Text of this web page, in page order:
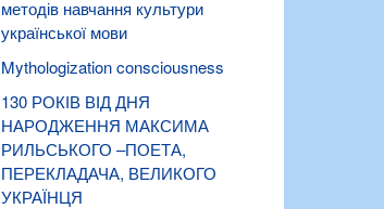
методів навчання культури
української мови
Mythologization consciousness
130 РОКІВ ВІД ДНЯ
НАРОДЖЕННЯ МАКСИМА
РИЛЬСЬКОГО –ПОЕТА,
ПЕРЕКЛАДАЧА, ВЕЛИКОГО
УКРАЇНЦЯ